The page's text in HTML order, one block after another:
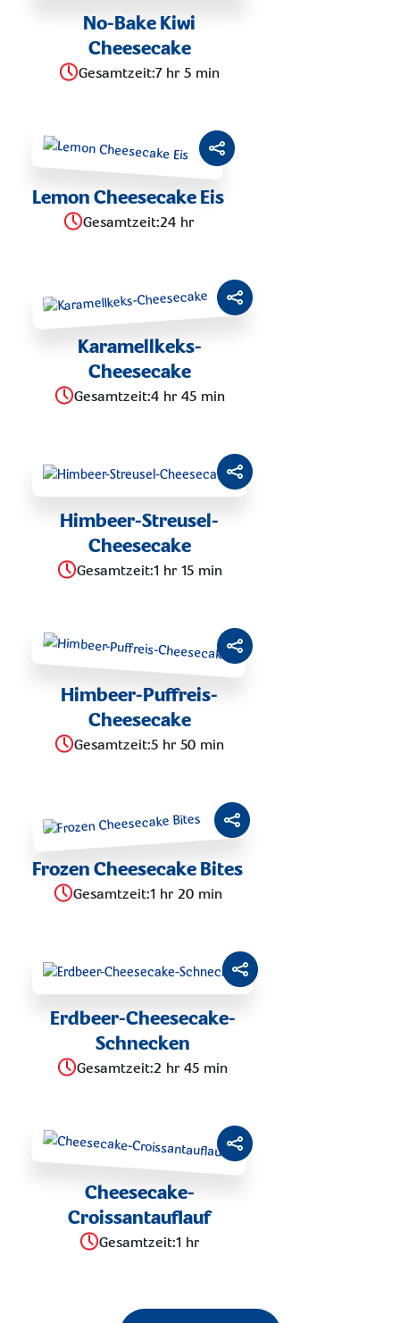
No-Bake Kiwi
Cheesecake
Gesamtzeit:7 hr 5 min
Lemon Cheesecake Eis
Gesamtzeit:24 hr
Karamellkeks-
Cheesecake
Gesamtzeit:4 hr 45 min
Himbeer-Streusel-
Cheesecake
Gesamtzeit:1 hr 15 min
Himbeer-Puffreis-
Cheesecake
Gesamtzeit:5 hr 50 min
Frozen Cheesecake Bites
Gesamtzeit:1 hr 20 min
Erdbeer-Cheesecake-
Schnecken
Gesamtzeit:2 hr 45 min
Cheesecake-
Croissantauflauf
Gesamtzeit:1 hr